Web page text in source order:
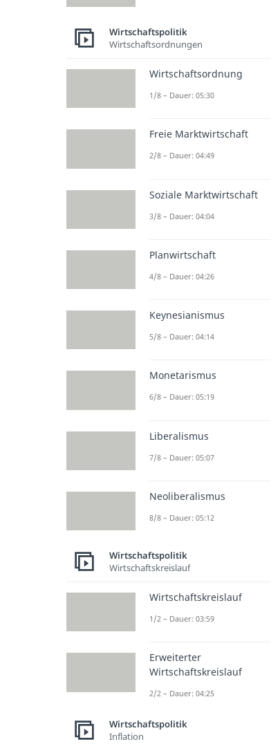
Wirtschaftspolitik
Wirtschaftsordnungen
Wirtschaftsordnung
1/8 – Dauer: 05:30
Freie Marktwirtschaft
2/8 – Dauer: 04:49
Soziale Marktwirtschaft
3/8 – Dauer: 04:04
Planwirtschaft
4/8 – Dauer: 04:26
Keynesianismus
5/8 – Dauer: 04:14
Monetarismus
6/8 – Dauer: 05:19
Liberalismus
7/8 – Dauer: 05:07
Neoliberalismus
8/8 – Dauer: 05:12
Wirtschaftspolitik
Wirtschaftskreislauf
Wirtschaftskreislauf
1/2 – Dauer: 03:59
Erweiterter
Wirtschaftskreislauf
2/2 – Dauer: 04:25
Wirtschaftspolitik
Inflation